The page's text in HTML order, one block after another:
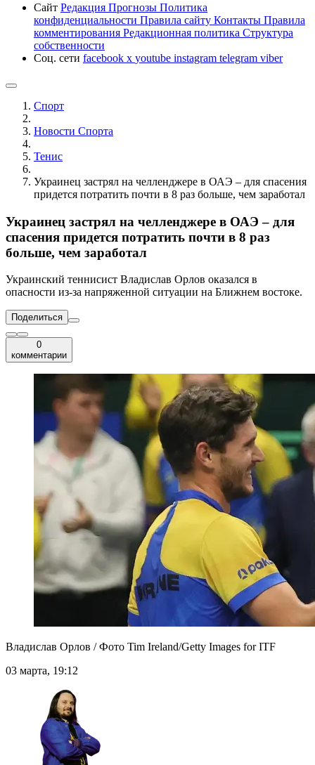
Сайт Редакция Прогнозы Политика
конфиденциальности Правила сайту Контакты Правила
комментирования Редакционная политика Структура
собственности
Соц. сети facebook x youtube instagram telegram viber
Спорт
Новости Cпорта
Тенис
Украинец застрял на челленджере в ОАЭ – для спасения
придется потратить почти в 8 раз больше, чем заработал
Украинец застрял на челленджере в ОАЭ – для
спасения придется потратить почти в 8 раз
больше, чем заработал
Украинский теннисист Владислав Орлов оказался в
опасности из-за напряженной ситуации на Ближнем востоке.
Поделиться
0
комментарии
Владислав Орлов / Фото Tim Ireland/Getty Images for ITF
03 марта, 19:12